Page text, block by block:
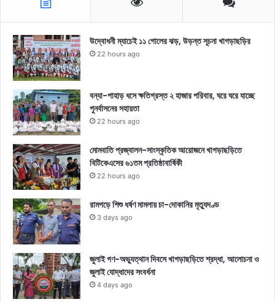
উদ্বোধনী ম্যাচেই ১১ গোলের ঝড়, উড়ন্ত সূচনা খাগড়াছড়ির
22 hours ago
বন্যা-পাহাড় ধসে ক্ষতিগ্রস্ত ২ হাজার পরিবার, ঘরে ঘরে যাচ্ছে
পুনর্বাসনের সহায়তা
22 hours ago
মোমবাতি প্রজ্বালন-সাংস্কৃতিক আয়োজনে খাগড়াছড়িতে
বিটিকেএসের ৬১তম প্রতিষ্ঠাবার্ষিকী
22 hours ago
রামগড়ে শিশু ধর্ষণ মামলায় চা-দোকানির মৃত্যুদণ্ড
3 days ago
জুলাই গণ-অভ্যুত্থান দিবসে খাগড়াছড়িতে শ্রদ্ধা, আলোচনা ও
জুলাই যোদ্ধাদের সংবর্ধনা
4 days ago